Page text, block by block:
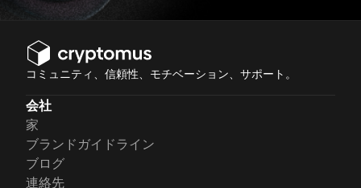
コミュニティ、信頼性、モチベーション、サポート。
会社
家
ブランドガイドライン
ブログ
連絡先